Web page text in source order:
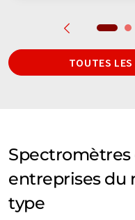
TOUTES LES
Spectromètres
entreprises du
type